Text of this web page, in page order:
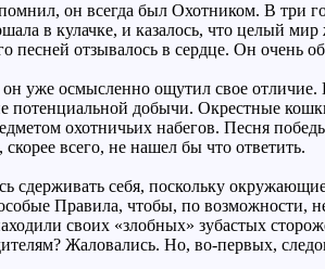
он всегда был Охотником. В три
в кулачке, и казалось, что целый
песней отзывалось в сердце. Он очень
уже осмысленно ощутил свое отличие.
потенциальной добычи. Окрестные
охотничьих набегов. Песня
всего, не нашел бы что ответить.
сдерживать себя, поскольку
Правила, чтобы, по возможности,
своих «злобных» зубастых
Жаловались. Но, во-первых,